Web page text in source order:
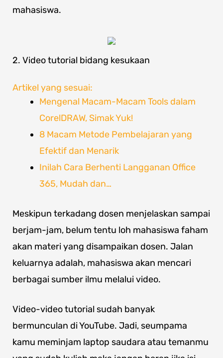
mahasiswa.
2. Video tutorial bidang kesukaan
Artikel yang sesuai:
Mengenal Macam-Macam Tools dalam
CorelDRAW, Simak Yuk!
8 Macam Metode Pembelajaran yang
Efektif dan Menarik
Inilah Cara Berhenti Langganan Office
365, Mudah dan…
Meskipun terkadang dosen menjelaskan sampai
berjam-jam, belum tentu loh mahasiswa faham
akan materi yang disampaikan dosen. Jalan
keluarnya adalah, mahasiswa akan mencari
berbagai sumber ilmu melalui video.
Video-video tutorial sudah banyak
bermunculan di YouTube. Jadi, seumpama
kamu meminjam laptop saudara atau temanmu